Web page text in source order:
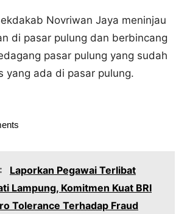
Novriwan Jaya meninjau
di pasar pulung dan berbincang
pasar pulung yang sudah
yang ada di pasar pulung.
Laporkan Pegawai Terlibat
Lampung, Komitmen Kuat BRI
Tolerance Terhadap Fraud